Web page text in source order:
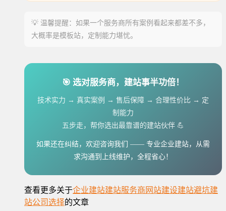
💡 温馨提醒：如果一个服务商所有案例看起来都差不多，
大概率是模板站，定制能力堪忧。
🎯 选对服务商，建站事半功倍！
技术实力 → 真实案例 → 售后保障 → 合理性价比 → 定
制能力
五步走，帮你选出最靠谱的建站伙伴 💪
如果还在纠结，欢迎咨询我们 —— 专业企业建站，从需
求沟通到上线维护，全程省心！
查看更多关于企业建站建站服务商 网站建设建站避坑建
站公司选择的文章